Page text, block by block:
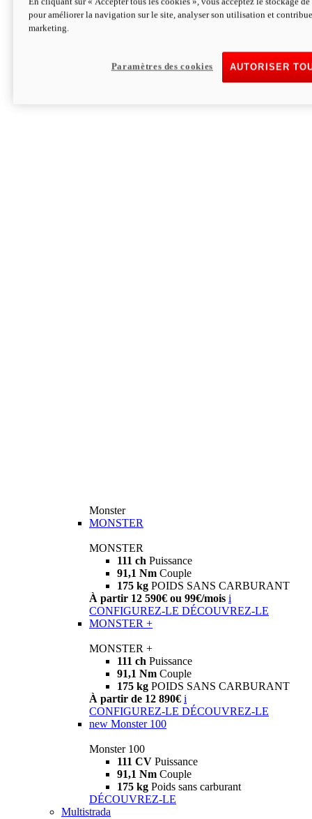
Hypermotard V2 SP 100
Découvrez-le
Monster
MONSTER
MONSTER
111 ch Puissance
91,1 Nm Couple
175 kg POIDS SANS CARBURANT
À partir 12 590€ ou 99€/mois i
CONFIGUREZ-LE DÉCOUVREZ-LE
MONSTER +
MONSTER +
111 ch Puissance
91,1 Nm Couple
175 kg POIDS SANS CARBURANT
À partir de 12 890€ i
CONFIGUREZ-LE DÉCOUVREZ-LE
new Monster 100
Monster 100
111 CV Puissance
91,1 Nm Couple
175 kg Poids sans carburant
DÉCOUVREZ-LE
Multistrada
pour améliorer la navigation sur le site, analyser son utilisation et
marketing.
AUTORISER
Paramètres des cookies